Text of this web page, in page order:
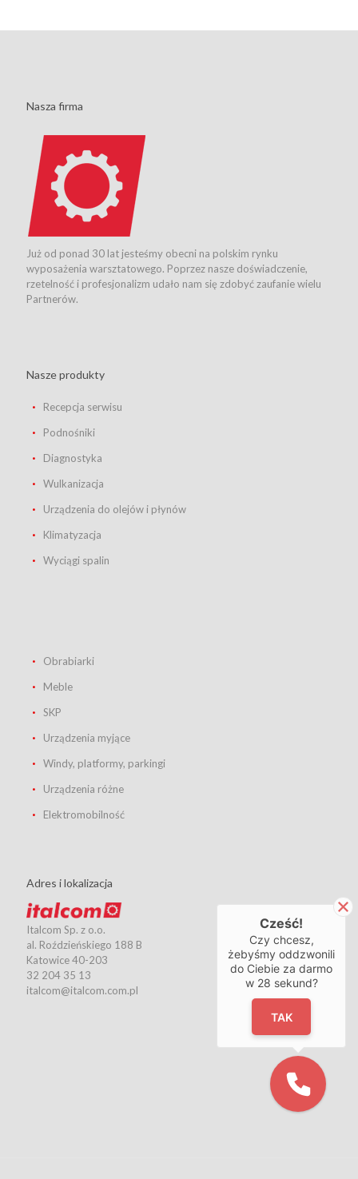
Nasza firma
Już od ponad 30 lat jesteśmy obecni na polskim rynku
wyposażenia warsztatowego. Poprzez nasze doświadczenie,
rzetelność i profesjonalizm udało nam się zdobyć zaufanie wielu
Partnerów.
Nasze produkty
Recepcja serwisu
Podnośniki
Diagnostyka
Wulkanizacja
Urządzenia do olejów i płynów
Klimatyzacja
Wyciągi spalin
Obrabiarki
Meble
SKP
Urządzenia myjące
Windy, platformy, parkingi
Urządzenia różne
Elektromobilność
Adres i lokalizacja
Italcom Sp. z o.o.
al. Roździeńskiego 188 B
Katowice40-203
32 204 35 13
italcom@italcom.com.pl
Cześć!
Czy chcesz,
żebyśmy oddzwonili
do Ciebie za darmo
w 28 sekund?
TAK